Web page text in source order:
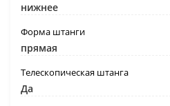
нижнее
Форма штанги
прямая
Телескопическая штанга
Да